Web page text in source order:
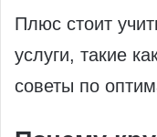
Плюс стоит
услуги, такие
советы по